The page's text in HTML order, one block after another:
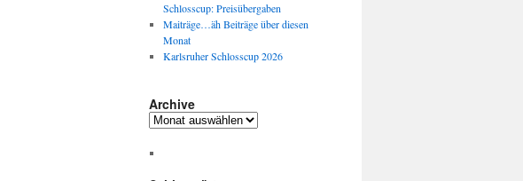
Schlosscup: Preisübergaben
Maiträge…äh Beiträge über diesen
Monat
Karlsruher Schlosscup 2026
Archive
Archive